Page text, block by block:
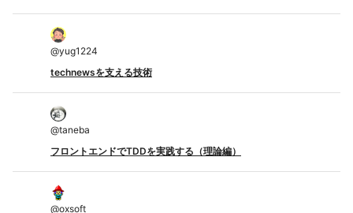
@yug1224
technewsを支える技術
@taneba
フロントエンドでTDDを実践する（理論編）
@oxsoft